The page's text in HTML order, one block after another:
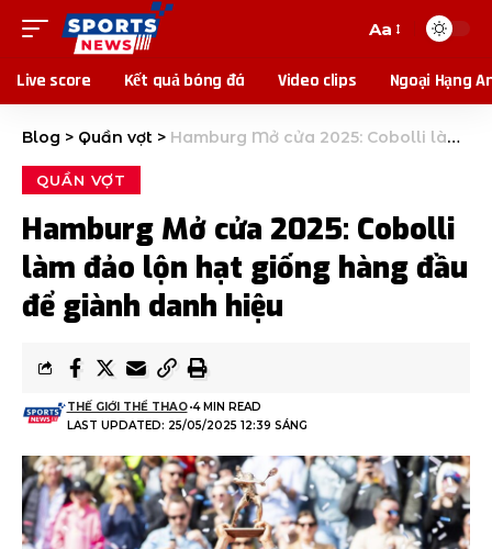
Aa
Live score Kết quả bóng đá Video clips Ngoại Hạng
Blog > Quần vợt > Hamburg Mở cửa 2025: Cobolli làm đảo lộn hạt giống hàng đầu để giành danh hiệu
QUẦN VỢT
Hamburg Mở cửa 2025: Cobolli
làm đảo lộn hạt giống hàng đầu
để giành danh hiệu
LAST UPDATED: 25/05/2025 12:39 SÁNG
THẾ GIỚI THỂ THAO 4 MIN READ